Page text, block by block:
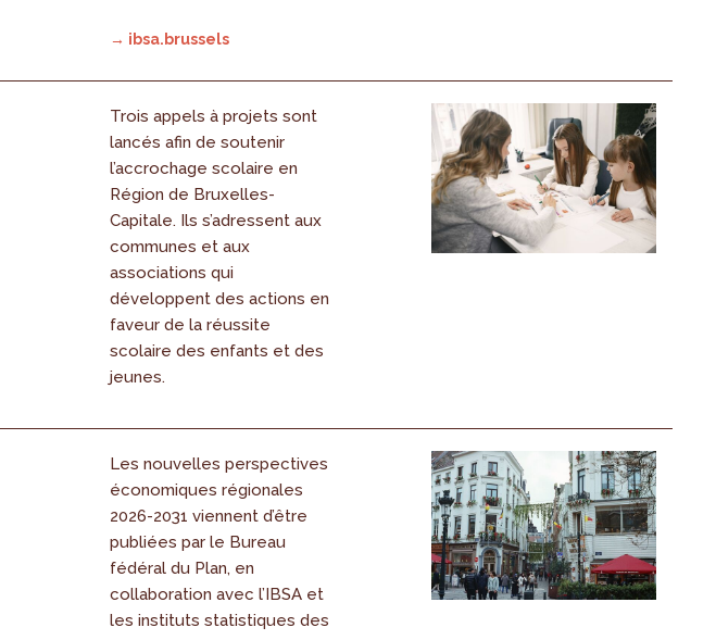
→ ibsa.brussels
Trois appels à projets sont
lancés afin de soutenir
l’accrochage scolaire en
Région de Bruxelles-
Capitale. Ils s’adressent aux
communes et aux
associations qui
développent des actions en
faveur de la réussite
scolaire des enfants et des
jeunes.
Les nouvelles perspectives
économiques régionales
2026-2031 viennent d’être
publiées par le Bureau
fédéral du Plan, en
collaboration avec l’IBSA et
les instituts statistiques des